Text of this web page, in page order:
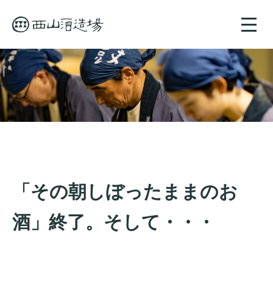
toggle
「その朝しぼったままのお
酒」終了。そして・・・